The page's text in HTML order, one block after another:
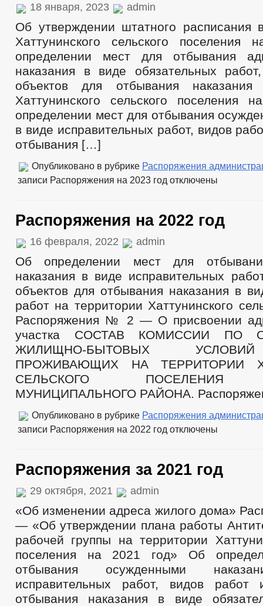
18 января, 2023 admin
Об утверждении штатного расписания
Хаттунинского сельского
определении мест для отбывания
наказания в виде обязательных
объектов для отбывания
Хаттунинского сельского поселения
определении мест для отбывания
в виде исправительных работ, видов
отбывания […]
Опубликовано в рубрике Распоряжения
записи Распоряжения на 2023 год отключены
Распоряжения на 2022 год
16 февраля, 2022 admin
Об определении мест для
наказания в виде исправительных
объектов для отбывания наказания в
работ на территории Хаттунинского
Распоряжения № 2 — О присвоении
участка СОСТАВ КОМИССИИ ПО
ЖИЛИЩНО-БЫТОВЫХ
ПРОЖИВАЮЩИХ НА ТЕРРИТОРИИ
СЕЛЬСКОГО ПОСЕЛЕНИЯ
МУНИЦИПАЛЬНОГО РАЙОНА.
Опубликовано в рубрике Распоряжения
записи Распоряжения на 2022 год отключены
Распоряжения за 2021 год
29 октября, 2021 admin
«Об изменении адреса жилого дома»
— «Об утверждении плана работы
рабочей группы на территории
поселения на 2021 год» Об
отбывания осужденными
исправительных работ, видов работ
отбывания наказания в виде